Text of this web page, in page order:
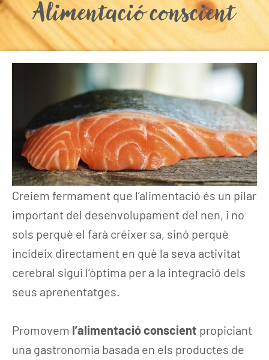
Alimentació conscient
Creiem fermament que l’alimentació és un pilar
important del desenvolupament del nen, i no
sols perquè el farà créixer sa, sinó perquè
incideix directament en què la seva activitat
cerebral sigui l’òptima per a la integració dels
seus aprenentatges.
Promovem l’alimentació conscient propiciant
una gastronomia basada en els productes de